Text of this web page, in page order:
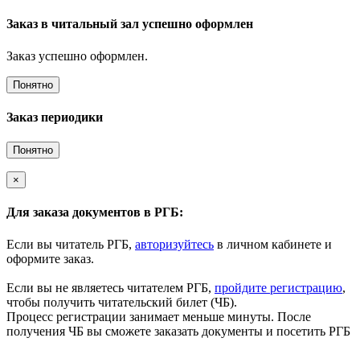
Заказ в читальный зал успешно оформлен
Заказ успешно оформлен.
Понятно
Заказ периодики
Понятно
×
Для заказа документов в РГБ:
Если вы читатель РГБ, авторизуйтесь в личном кабинете и
оформите заказ.
Если вы не являетесь читателем РГБ, пройдите регистрацию,
чтобы получить читательский билет (ЧБ).
Процесс регистрации занимает меньше минуты. После
получения ЧБ вы сможете заказать документы и посетить РГБ